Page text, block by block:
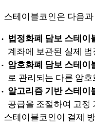
스테이블코인은 다음
법정화폐 담보 스테이
계좌에 보관된 실제
암호화폐 담보 스테이
로 관리되는 다른 암
알고리즘 기반 스테이
공급을 조절하여 고정
스테이블코인이 결제